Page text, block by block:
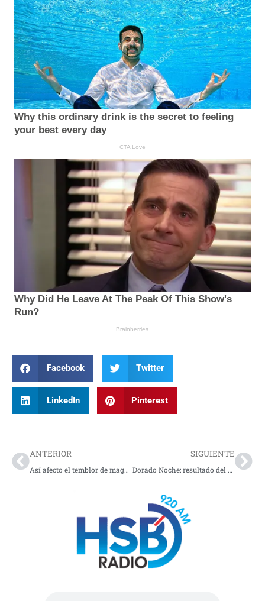
Facebook Twitter
LinkedIn Pinterest
ANTERIOR
Así afecto el temblor de magnitud 6.5 con al país
SIGUIENTE
Dorado Noche: resultado del domingo 8 de junio de 2025